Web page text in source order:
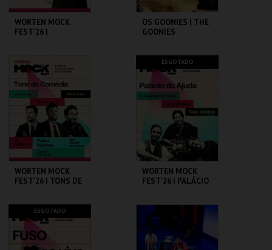
WORTEN MOCK
FEST'26 |
CINEMA SÃO JORGE .
MAIS INFO
COMPRAR
OS GOONIES | THE
GOONIES
CAPITÓLIO.
MAIS INFO
COMPRAR
WORTEN MOCK
FEST'26 | TONS DE
CINEMA SÃO JORGE .
ESGOTADO
WORTEN MOCK
FEST'26 | PALÁCIO
CINEMA SÃO JORGE .
ESGOTADO